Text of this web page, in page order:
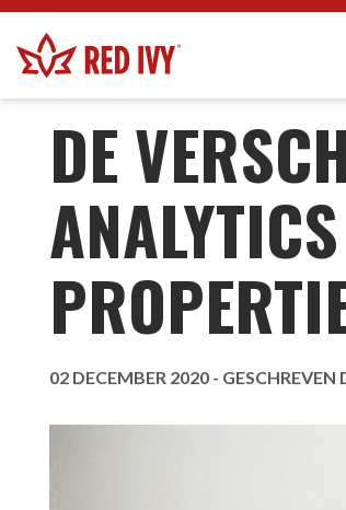
KENNISCENTRUM
DE
02 DECEMBER 2020 - GESCHREVEN